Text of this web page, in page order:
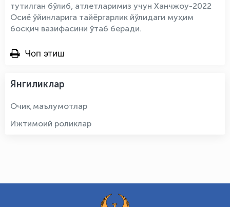
тутилган бўлиб, атлетларимиз учун Ханчжоу-2022
Осиё ўйинларига тайёргарлик йўлидаги муҳим
босқич вазифасини ўтаб беради.
Чоп этиш
Янгиликлар
Очиқ маълумотлар
Ижтимоий роликлар